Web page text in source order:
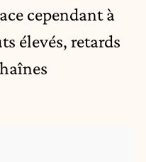
cependant à
élevés, retards